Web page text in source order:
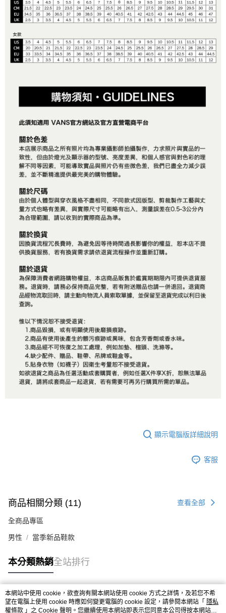
顯示電腦版詳細說明
客服
商品相關分類 (11) 查看全部
全商品專區
男性 當季新品鞋款
本分類熱銷全站排行
熱門標籤
本網站中使用 cookie，欲查詢有關本網站使用 cookie 方式之詳情，及若您不希
望在電腦上使用 cookie 時應如何變更電腦的 cookie 設定，請參閱本網站「 隱私
權條款 」之 Cookie 聲明。您繼續使用本網站即表示您同意本公司得按本網站使